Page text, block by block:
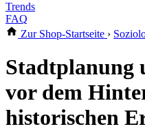
Trends
FAQ
Zur Shop-Startseite ›
Stadtplanung
vor dem
historischen